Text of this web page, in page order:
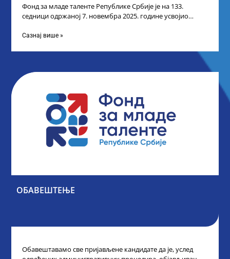
Фонд за младе таленте Републике Србије је на 133.
седници одржаној 7. новембра 2025. године усвојио
Сазнај више »
ОБАВЕШТЕЊЕ
Обавештавамо све пријављене кандидате да је, услед